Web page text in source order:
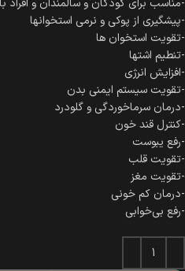
-مناسب برای کودکان و سالمندان و افراد
-پیشگیری از پوکی و نرمی استخوانها
-تقویت استخوان ها
-تنطیم اشتها
-افزایش انرژی
-تقویت سیستم ایمنی بدن
-درمان سرماخوردگی و گلودرد
-کنترل قند خون
-رفع یبوست
-تقویت قلب
-تقویت مغز
-درمان کم خونی
-رفع بی‌خوابی